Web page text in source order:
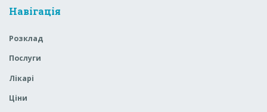
Навігація
Розклад
Послуги
Лікарі
Ціни